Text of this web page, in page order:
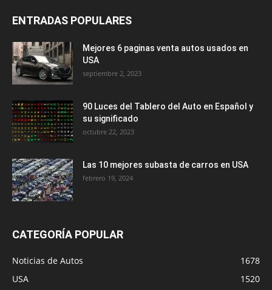
ENTRADAS POPULARES
Mejores 6 paginas venta autos usados en
USA
septiembre 2, 2023
90 Luces del Tablero del Auto en Español y
su significado
octubre 22, 2023
Las 10 mejores subasta de carros en USA
febrero 19, 2024
CATEGORÍA POPULAR
Noticias de Autos
1678
USA
1520